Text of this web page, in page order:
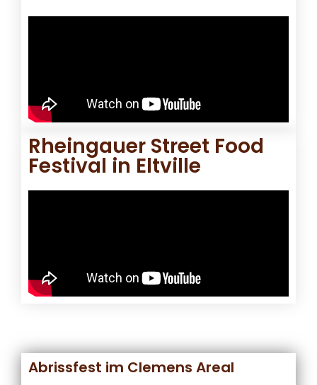
Rheingauer Street Food
Festival in Eltville
Abrissfest im Clemens Areal